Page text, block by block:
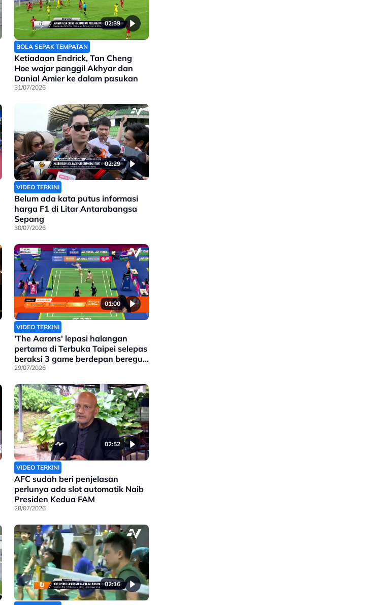
02:39
BOLA SEPAK TEMPATAN
Ketiadaan Endrick, Tan Cheng
Hoe wajar panggil Akhyar dan
Danial Amier ke dalam pasukan
31/07/2026
02:29
VIDEO TERKINI
Belum ada kata putus informasi
harga F1 di Litar Antarabangsa
Sepang
30/07/2026
01:00
VIDEO TERKINI
'The Aarons' lepasi halangan
pertama di Terbuka Taipei selepas
beraksi 3 game berdepan beregu
tuan rumah
29/07/2026
02:52
VIDEO TERKINI
AFC sudah beri penjelasan
perlunya ada slot automatik Naib
Presiden Kedua FAM
28/07/2026
02:16